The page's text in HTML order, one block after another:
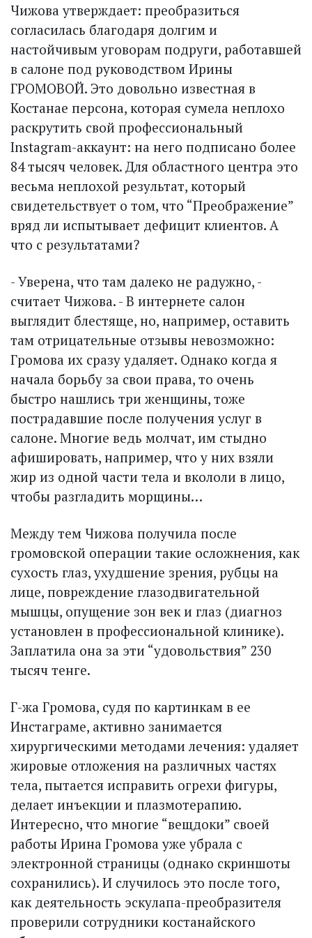
Чижова утверждает: преобразиться
согласилась благодаря долгим и
настойчивым уговорам подруги, работавшей
в салоне под руководством Ирины
ГРОМОВОЙ. Это довольно известная в
Костанае персона, которая сумела неплохо
раскрутить свой профессиональный
Instagram-аккаунт: на него подписано более
84 тысяч человек. Для областного центра это
весьма неплохой результат, который
свидетельствует о том, что “Преображение”
вряд ли испытывает дефицит клиентов. А
что с результатами?
- Уверена, что там далеко не радужно, -
считает Чижова. - В интернете салон
выглядит блестяще, но, например, оставить
там отрицательные отзывы невозможно:
Громова их сразу удаляет. Однако когда я
начала борьбу за свои права, то очень
быстро нашлись три женщины, тоже
пострадавшие после получения услуг в
салоне. Многие ведь молчат, им стыдно
афишировать, например, что у них взяли
жир из одной части тела и вкололи в лицо,
чтобы разгладить морщины…
Между тем Чижова получила после
громовской операции такие осложнения, как
сухость глаз, ухудшение зрения, рубцы на
лице, повреждение глазодвигательной
мышцы, опущение зон век и глаз (диагноз
установлен в профессиональной клинике).
Заплатила она за эти “удовольствия” 230
тысяч тенге.
Г-жа Громова, судя по картинкам в ее
Инстаграме, активно занимается
хирургическими методами лечения: удаляет
жировые отложения на различных частях
тела, пытается исправить огрехи фигуры,
делает инъекции и плазмотерапию.
Интересно, что многие “вещдоки” своей
работы Ирина Громова уже убрала с
электронной страницы (однако скриншоты
сохранились). И случилось это после того,
как деятельность эскулапа-преобразителя
проверили сотрудники костанайского